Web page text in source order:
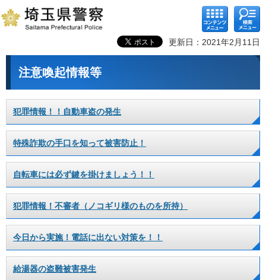
コンテ
ンツメ
ニュー
検索メ
ニュー
更新日：2021年2月11日
注意喚起情報等
犯罪情報！！自動車盗の発生
特殊詐欺の手口を知って被害防止！
自転車には必ず鍵を掛けましょう！！
犯罪情報！不審者（ノコギリ様のものを所持）
今日から実施！電話に出ない対策を！！
給湯器の盗難被害発生